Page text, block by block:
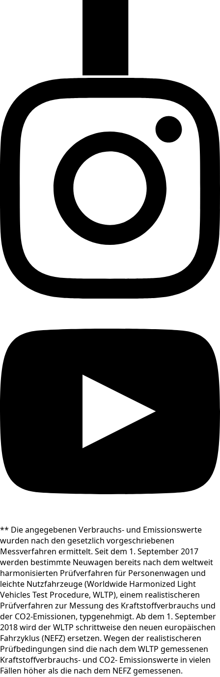
** Die angegebenen Verbrauchs- und Emissionswerte
wurden nach den gesetzlich vorgeschriebenen
Messverfahren ermittelt. Seit dem 1. September 2017
werden bestimmte Neuwagen bereits nach dem weltweit
harmonisierten Prüfverfahren für Personenwagen und
leichte Nutzfahrzeuge (Worldwide Harmonized Light
Vehicles Test Procedure, WLTP), einem realistischeren
Prüfverfahren zur Messung des Kraftstoffverbrauchs und
der CO2-Emissionen, typgenehmigt. Ab dem 1. September
2018 wird der WLTP schrittweise den neuen europäischen
Fahrzyklus (NEFZ) ersetzen. Wegen der realistischeren
Prüfbedingungen sind die nach dem WLTP gemessenen
Kraftstoffverbrauchs- und CO2- Emissionswerte in vielen
Fällen höher als die nach dem NEFZ gemessenen.